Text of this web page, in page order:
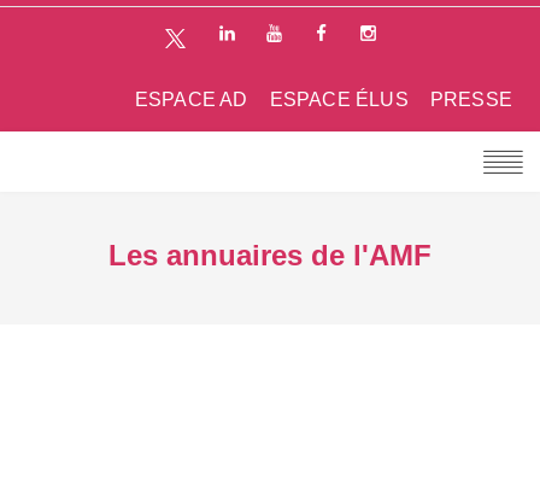
PRESSE
ESPACE ÉLUS
ESPACE AD
Les annuaires de l'AMF